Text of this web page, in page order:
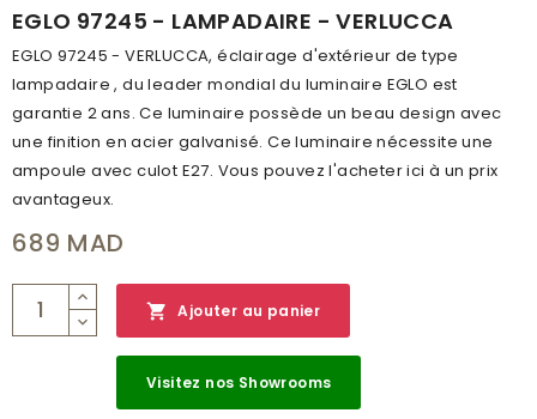
BRANCHEMENT
NON
POIDS (KG)
3.381
CODE À BARRE
9002759972455
RÉSEAU
A
CATALOGUE
NUMÉRO PAGE
EGLO 97245 - LAMPADAIRE - VERLUCCA
EGLO 97245 - VERLUCCA, éclairage d'extérieur de type
lampadaire , du leader mondial du luminaire EGLO est
garantie 2 ans. Ce luminaire possède un beau design avec
une finition en acier galvanisé. Ce luminaire nécessite une
ampoule avec culot E27. Vous pouvez l'acheter ici à un prix
avantageux.
689 MAD
 Ajouter au panier
Visitez nos Showrooms